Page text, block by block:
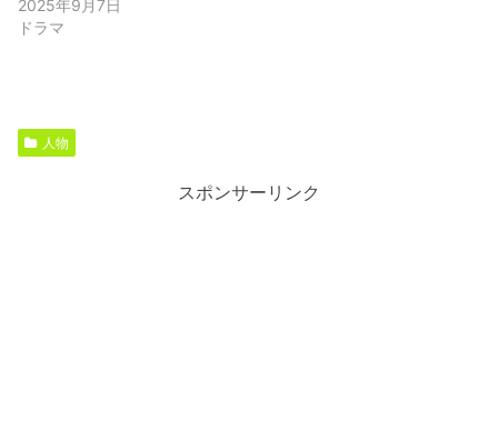
2025年9月7日
ドラマ
人物
スポンサーリンク